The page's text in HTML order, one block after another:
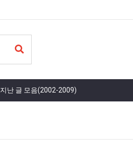
지난 글 모음(2002-2009)